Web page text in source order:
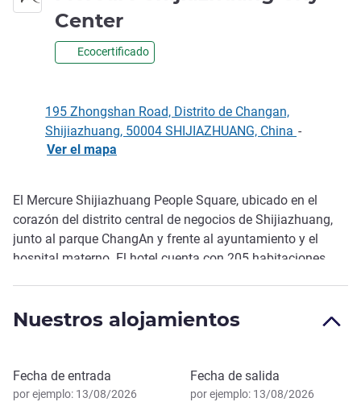
Center
Ecocertificado
195 Zhongshan Road, Distrito de Changan,
Shijiazhuang, 50004 SHIJIAZHUANG, China -
Ver el mapa
Descripción
El Mercure Shijiazhuang People Square, ubicado en el
corazón del distrito central de negocios de Shijiazhuang,
junto al parque ChangAn y frente al ayuntamiento y el
hospital materno. El hotel cuenta con 205 habitaciones,
Perfecto para huéspedes en viaje de negocios y usuarios
Nuestros alojamientos
Reservar este hotel
Fecha de entrada
por ejemplo: 13/08/2026
Fecha de salida
por ejemplo: 13/08/2026